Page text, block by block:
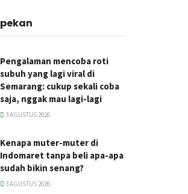
Pengalaman mencoba roti
subuh yang lagi viral di
Semarang: cukup sekali coba
saja, nggak mau lagi-lagi
3 AGUSTUS 2026
Kenapa muter-muter di
Indomaret tanpa beli apa-apa
sudah bikin senang?
3 AGUSTUS 2026